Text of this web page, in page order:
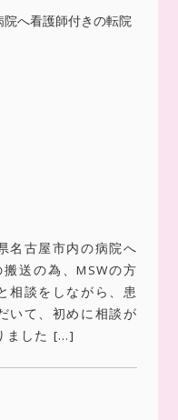
名古屋市内の病院へ
送の為、MSWの方
相談をしながら、患
いて、初めに相談が
ました […]